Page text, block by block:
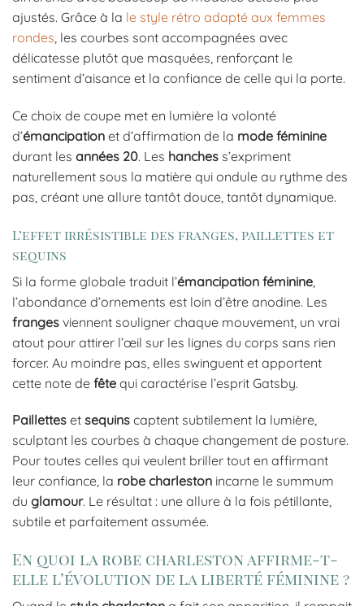
ajustés. Grâce à la le style rétro adapté aux femmes
rondes , les courbes sont accompagnées avec
délicatesse plutôt que masquées, renforçant le
sentiment d’aisance et la confiance de celle qui la porte.
Ce choix de coupe met en lumière la volonté
d’émancipation et d’affirmation de la mode féminine
durant les années 20. Les hanches s’expriment
naturellement sous la matière qui ondule au rythme des
pas, créant une allure tantôt douce, tantôt dynamique.
L’effet irrésistible des franges, paillettes et
sequins
Si la forme globale traduit l’émancipation féminine
l’abondance d’ornements est loin d’être anodine. Les
franges viennent souligner chaque mouvement, un vrai
atout pour attirer l’œil sur les lignes du corps sans rien
forcer. Au moindre pas, elles swinguent et apportent
cette note de fête qui caractérise l’esprit Gatsby.
Paillettes et sequins captent subtilement la lumière,
sculptant les courbes à chaque changement de posture.
Pour toutes celles qui veulent briller tout en affirmant
leur confiance, la robe charleston incarne le summum
du glamour. Le résultat : une allure à la fois pétillante,
subtile et parfaitement assumée.
En quoi la robe charleston affirme-t-
elle l’évolution de la liberté féminine ?